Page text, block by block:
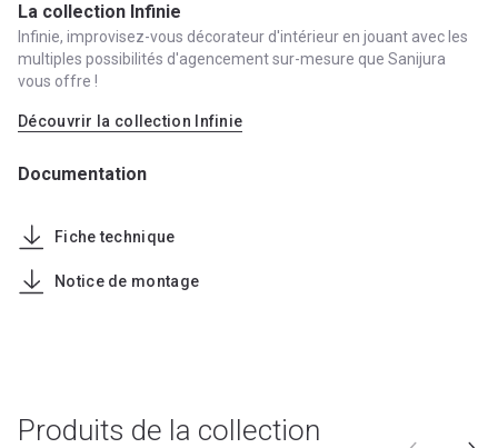
La collection Infinie
Infinie, improvisez-vous décorateur d'intérieur en jouant avec les
multiples possibilités d'agencement sur-mesure que Sanijura
vous offre !
Découvrir la collection Infinie
Documentation
Fiche technique
Notice de montage
Produits de la collection